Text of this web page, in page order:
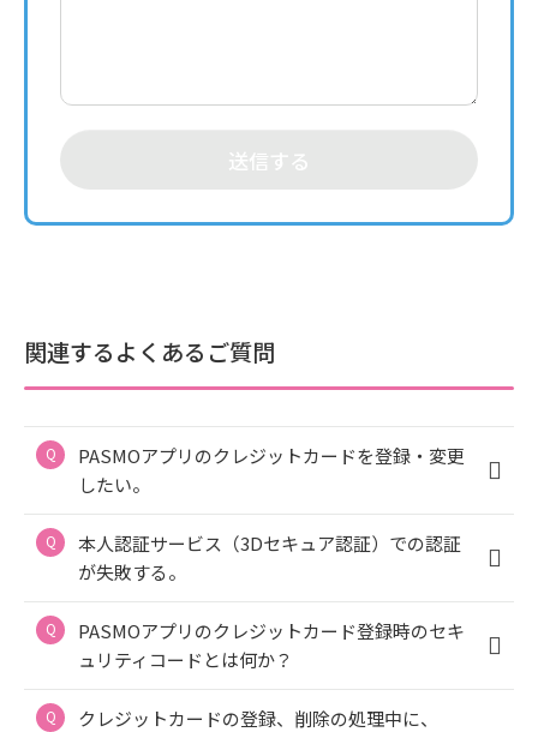
送信する
関連するよくあるご質問
PASMOアプリのクレジットカードを登録・変更
したい。
本人認証サービス（3Dセキュア認証）での認証
が失敗する。
PASMOアプリのクレジットカード登録時のセキ
ュリティコードとは何か？
クレジットカードの登録、削除の処理中に、